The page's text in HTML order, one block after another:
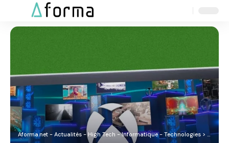
Aforma.net - Actualités - High Tech - Informatique - Technologies > Blog